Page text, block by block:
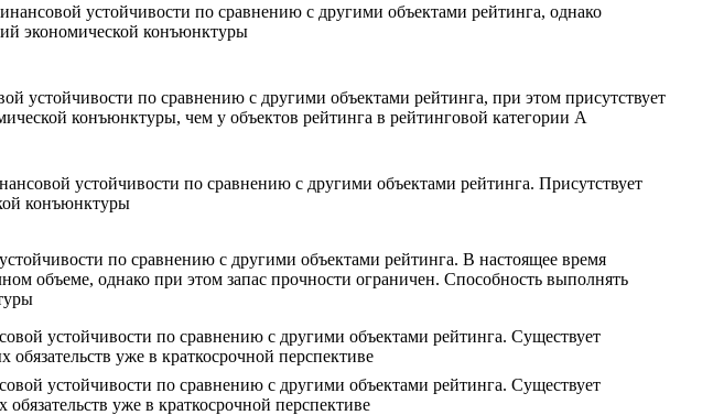
устойчивости по сравнению с другими объектами рейтинга, однако
экономической конъюнктуры
устойчивости по сравнению с другими объектами рейтинга, при этом присутствует
конъюнктуры, чем у объектов рейтинга в рейтинговой категории A
устойчивости по сравнению с другими объектами рейтинга. Присутствует
конъюнктуры
по сравнению с другими объектами рейтинга. В настоящее время
объеме, однако при этом запас прочности ограничен. Способность выполнять
устойчивости по сравнению с другими объектами рейтинга. Существует
уже в краткосрочной перспективе
устойчивости по сравнению с другими объектами рейтинга. Существует
уже в краткосрочной перспективе